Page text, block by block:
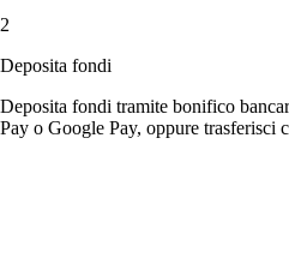
2
Deposita fondi
Deposita fondi tramite bonifico
Pay o Google Pay, oppure trasferisci